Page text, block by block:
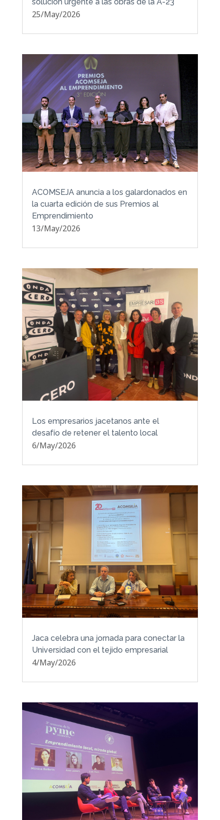
25/May/2026
ACOMSEJA anuncia a los galardonados en
la cuarta edición de sus Premios al
Emprendimiento
13/May/2026
Los empresarios jacetanos ante el
desafío de retener el talento local
6/May/2026
Jaca celebra una jornada para conectar la
Universidad con el tejido empresarial
4/May/2026